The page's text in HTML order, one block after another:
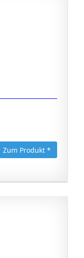
Zum Produkt *